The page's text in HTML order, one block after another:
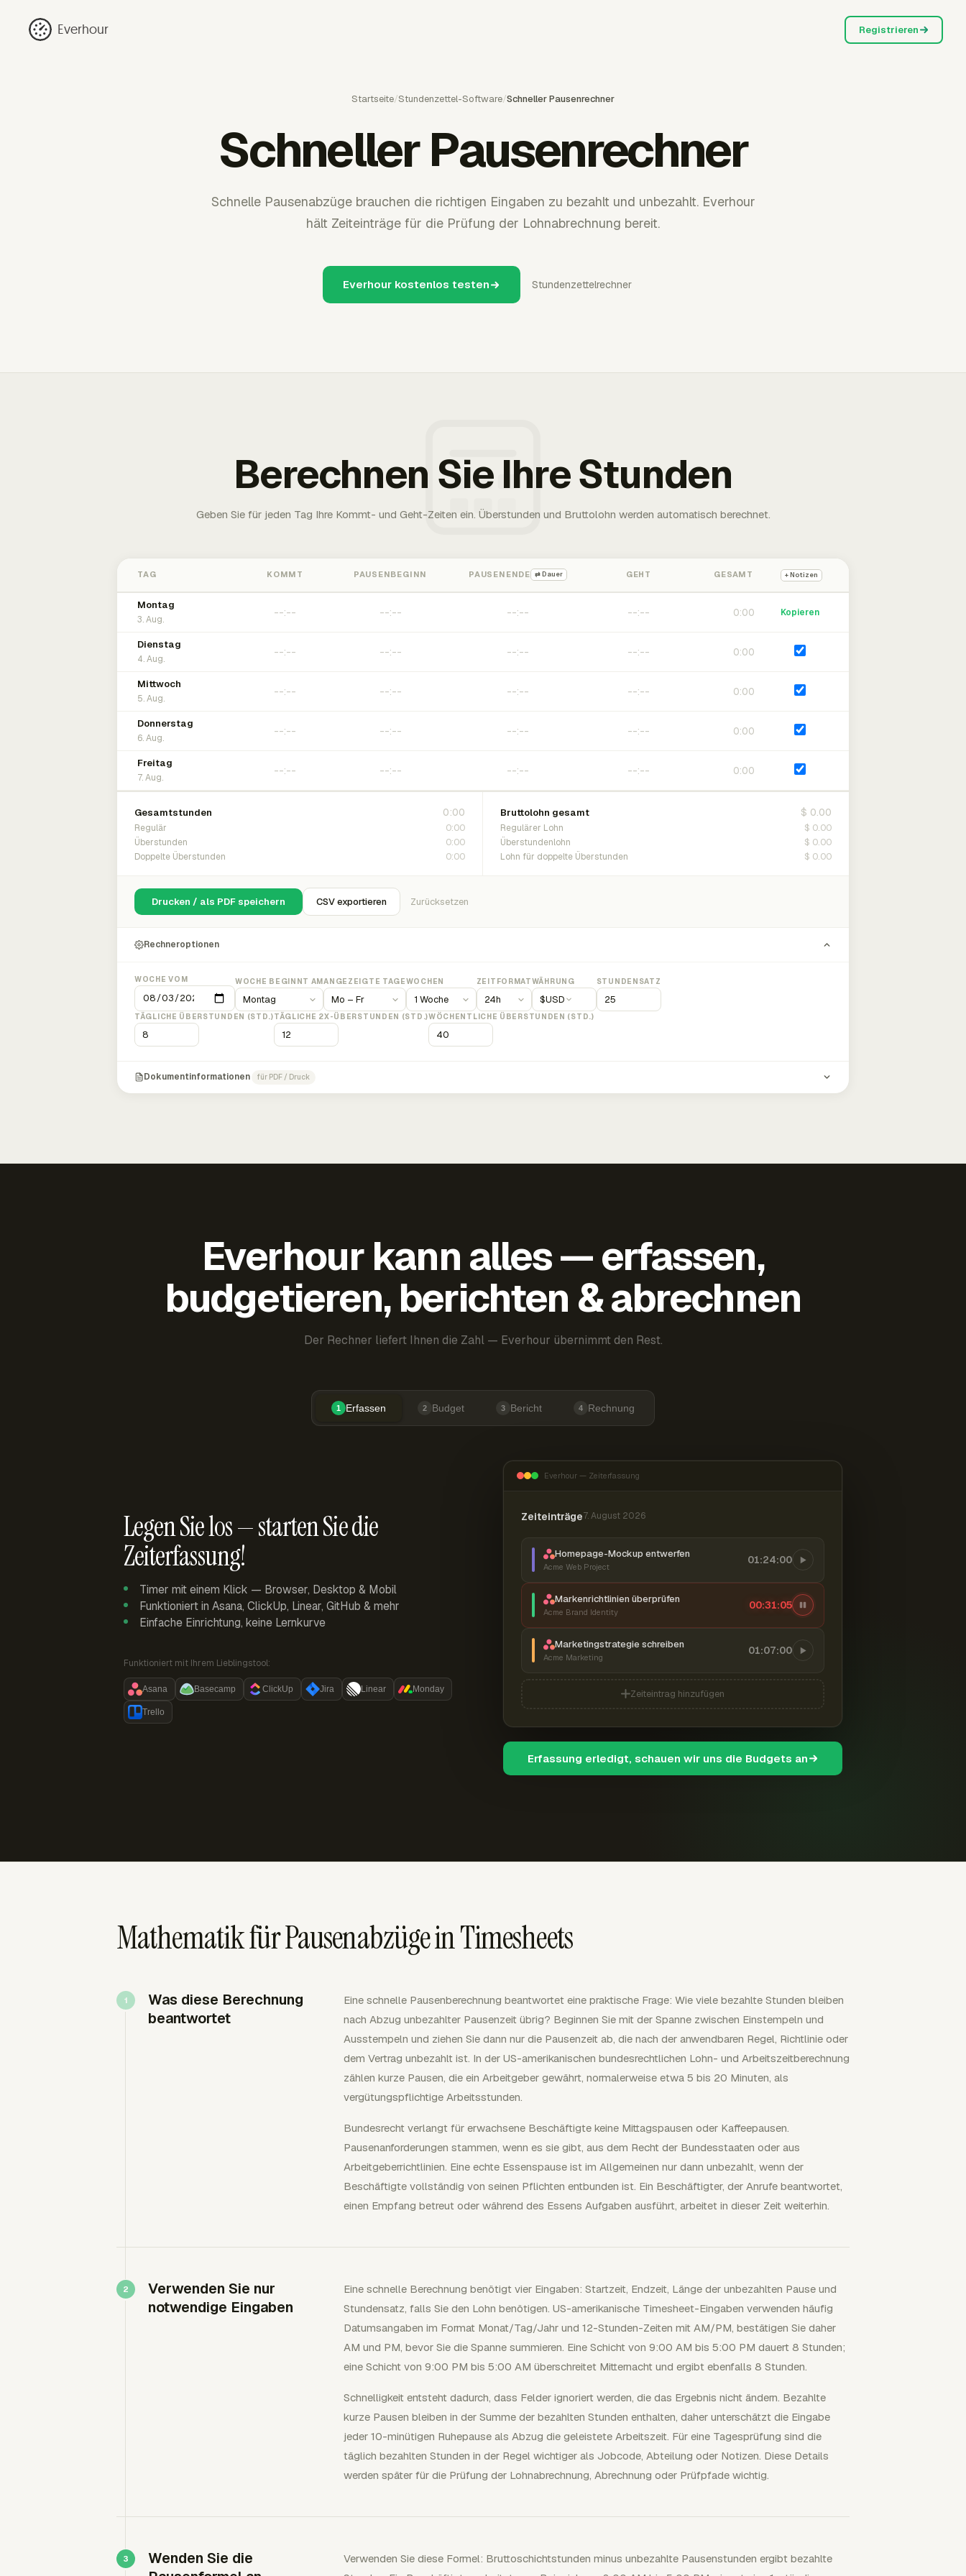
Everhour Registrieren
Startseite/Stundenzettel-Software/Schneller Pausenrechner
Schneller Pausenrechner
Schnelle Pausenabzüge brauchen die richtigen Eingaben zu bezahlt und unbezahlt. Everhour
hält Zeiteinträge für die Prüfung der Lohnabrechnung bereit.
Everhour kostenlos testen Stundenzettelrechner
Berechnen Sie Ihre Stunden
Geben Sie für jeden Tag Ihre Kommt- und Geht-Zeiten ein. Überstunden und Bruttolohn werden automatisch berechnet.
TAG KOMMT PAUSENBEGINN PAUSENENDE ⇄ Dauer GEHT GESAMT + Notizen
Montag
3. Aug.
0:00 Kopieren
Dienstag
4. Aug.
0:00
Mittwoch
5. Aug.
0:00
Donnerstag
6. Aug.
0:00
Freitag
7. Aug.
0:00
Gesamtstunden 0:00
Regulär 0:00
Überstunden 0:00
Doppelte Überstunden 0:00
Bruttolohn gesamt $ 0.00
Regulärer Lohn $ 0.00
Überstundenlohn $ 0.00
Lohn für doppelte Überstunden $ 0.00
Drucken / als PDF speichern CSV exportieren Zurücksetzen
Rechneroptionen
WOCHE VOM WOCHE BEGINNT AMANGEZEIGTE TAGEWOCHEN ZEITFORMATWÄHRUNG
$USD
STUNDENSATZ
TÄGLICHE ÜBERSTUNDEN (STD.)TÄGLICHE 2X-ÜBERSTUNDEN (STD.)WÖCHENTLICHE ÜBERSTUNDEN (STD.)
Dokumentinformationen für PDF / Druck
Everhour kann alles — erfassen,
budgetieren, berichten & abrechnen
Der Rechner liefert Ihnen die Zahl — Everhour übernimmt den Rest.
1 Erfassen 2 Budget 3 Bericht 4 Rechnung
Legen Sie los — starten Sie die
Zeiterfassung!
Timer mit einem Klick — Browser, Desktop & Mobil
Funktioniert in Asana, ClickUp, Linear, GitHub & mehr
Einfache Einrichtung, keine Lernkurve
Funktioniert mit Ihrem Lieblingstool:
Asana Basecamp ClickUp Jira Linear Monday
Trello
Everhour — Zeiterfassung
Zeiteinträge7. August 2026
Homepage-Mockup entwerfen
Acme Web Project
01:24:00
Markenrichtlinien überprüfen
Acme Brand Identity
00:31:06
Marketingstrategie schreiben
Acme Marketing
01:07:00
Zeiteintrag hinzufügen
Erfassung erledigt, schauen wir uns die Budgets an
Mathematik für Pausenabzüge in Timesheets
Was diese Berechnung
beantwortet
Eine schnelle Pausenberechnung beantwortet eine praktische Frage: Wie viele bezahlte Stunden bleiben
nach Abzug unbezahlter Pausenzeit übrig? Beginnen Sie mit der Spanne zwischen Einstempeln und
Ausstempeln und ziehen Sie dann nur die Pausenzeit ab, die nach der anwendbaren Regel, Richtlinie oder
dem Vertrag unbezahlt ist. In der US-amerikanischen bundesrechtlichen Lohn- und Arbeitszeitberechnung
zählen kurze Pausen, die ein Arbeitgeber gewährt, normalerweise etwa 5 bis 20 Minuten, als
vergütungspflichtige Arbeitsstunden.
Bundesrecht verlangt für erwachsene Beschäftigte keine Mittagspausen oder Kaffeepausen.
Pausenanforderungen stammen, wenn es sie gibt, aus dem Recht der Bundesstaaten oder aus
Arbeitgeberrichtlinien. Eine echte Essenspause ist im Allgemeinen nur dann unbezahlt, wenn der
Beschäftigte vollständig von seinen Pflichten entbunden ist. Ein Beschäftigter, der Anrufe beantwortet,
einen Empfang betreut oder während des Essens Aufgaben ausführt, arbeitet in dieser Zeit weiterhin.
Verwenden Sie nur
notwendige Eingaben
Eine schnelle Berechnung benötigt vier Eingaben: Startzeit, Endzeit, Länge der unbezahlten Pause und
Stundensatz, falls Sie den Lohn benötigen. US-amerikanische Timesheet-Eingaben verwenden häufig
Datumsangaben im Format Monat/Tag/Jahr und 12-Stunden-Zeiten mit AM/PM, bestätigen Sie daher
AM und PM, bevor Sie die Spanne summieren. Eine Schicht von 9:00 AM bis 5:00 PM dauert 8 Stunden;
eine Schicht von 9:00 PM bis 5:00 AM überschreitet Mitternacht und ergibt ebenfalls 8 Stunden.
Schnelligkeit entsteht dadurch, dass Felder ignoriert werden, die das Ergebnis nicht ändern. Bezahlte
kurze Pausen bleiben in der Summe der bezahlten Stunden enthalten, daher unterschätzt die Eingabe
jeder 10-minütigen Ruhepause als Abzug die geleistete Arbeitszeit. Für eine Tagesprüfung sind die
täglich bezahlten Stunden in der Regel wichtiger als Jobcode, Abteilung oder Notizen. Diese Details
werden später für die Prüfung der Lohnabrechnung, Abrechnung oder Prüfpfade wichtig.
Wenden Sie die
Verwenden Sie diese Formel: Bruttoschichtstunden minus unbezahlte Pausenstunden ergibt bezahlte